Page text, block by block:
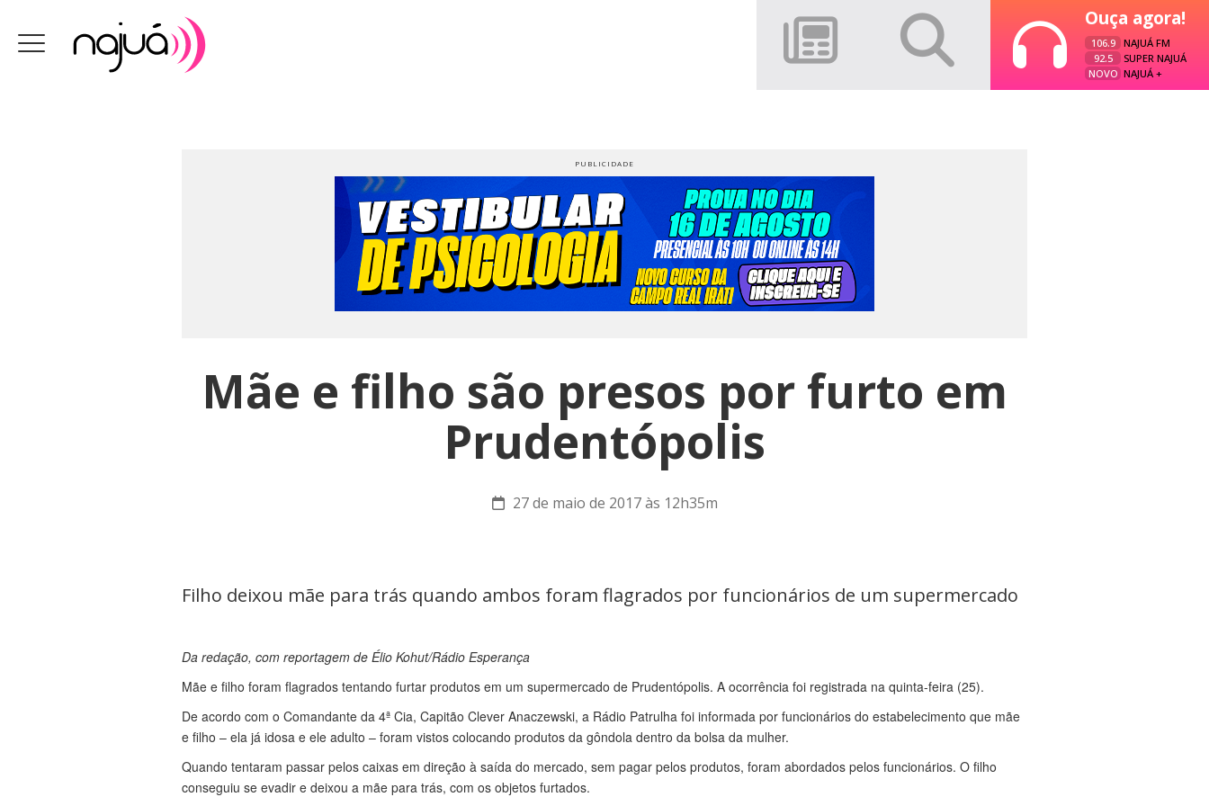
Ouça agora!
106.9
NAJUÁ FM
92.5
SUPER NAJUÁ
NOVO NAJUÁ +
Mãe e filho são presos por furto em
Prudentópolis
27 de maio de 2017 às 12h35m
Filho deixou mãe para trás quando ambos foram flagrados por funcionários de um supermercado
Da redação, com reportagem de Élio Kohut/Rádio Esperança
Mãe e filho foram flagrados tentando furtar produtos em um supermercado de Prudentópolis. A ocorrência foi registrada na quinta-feira (25).
De acordo com o Comandante da 4ª Cia, Capitão Clever Anaczewski, a Rádio Patrulha foi informada por funcionários do estabelecimento que mãe
e filho – ela já idosa e ele adulto – foram vistos colocando produtos da gôndola dentro da bolsa da mulher.
Quando tentaram passar pelos caixas em direção à saída do mercado, sem pagar pelos produtos, foram abordados pelos funcionários. O filho
conseguiu se evadir e deixou a mãe para trás, com os objetos furtados.